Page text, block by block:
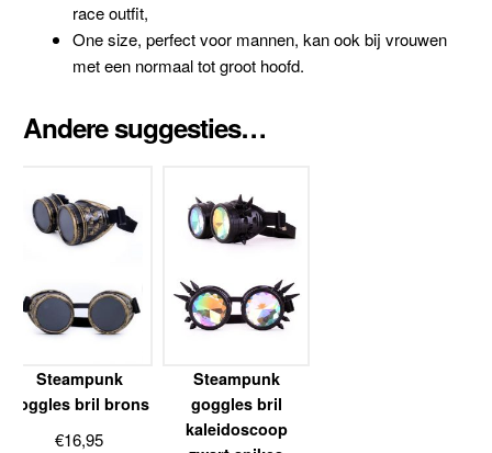
race outfit,
One size, perfect voor mannen, kan ook bij vrouwen
met een normaal tot groot hoofd.
Andere suggesties…
Steampunk
goggles bril brons
€16,95
Steampunk
goggles bril
kaleidoscoop